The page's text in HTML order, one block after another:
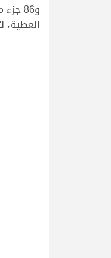
العطية،